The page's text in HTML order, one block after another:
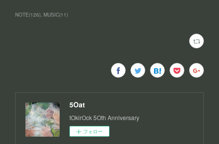
NOTE(126) MUSIC(11)
5Oat
tOkirOck 5Oth Anniversary
フォロー